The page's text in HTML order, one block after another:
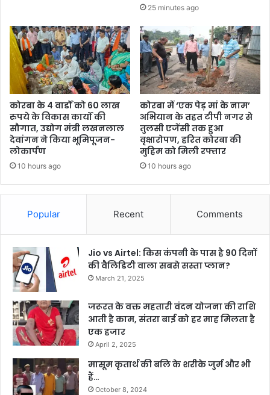
25 minutes ago
कोरबा के 4 वार्डों को 60 लाख
रुपये के विकास कार्यों की
सौगात, उद्योग मंत्री लखनलाल
देवांगन ने किया भूमिपूजन-
लोकार्पण
10 hours ago
कोरबा में ‘एक पेड़ मां के नाम’
अभियान के तहत टीपी नगर से
तुलसी एजेंसी तक हुआ
वृक्षारोपण, हरित कोरबा की
मुहिम को मिली रफ्तार
10 hours ago
Popular Recent Comments
Jio vs Airtel: किस कंपनी के पास है 90 दिनों
की वैलिडिटी वाला सबसे सस्ता प्लान?
March 21, 2025
जरूरत के वक्त महतारी वंदन योजना की राशि
आती है काम, संतरा बाई को हर माह मिलता है
एक हजार
April 2, 2025
मासूम कृतार्थ की बलि के शरीके जुर्म और भी
हैं…
October 8, 2024